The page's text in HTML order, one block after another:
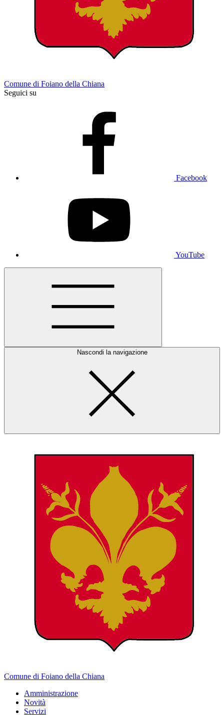
Comune di Foiano della Chiana
Seguici su
Facebook
YouTube
Nascondi la navigazione
Comune di Foiano della Chiana
Amministrazione
Novità
Servizi